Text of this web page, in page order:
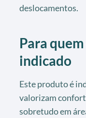
deslocamentos.
Para
indicado
Este produto é
valorizam
sobretudo em